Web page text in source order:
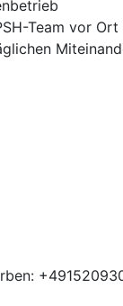
Team vor Ort